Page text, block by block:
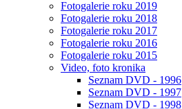
Fotogalerie roku 2019
Fotogalerie roku 2018
Fotogalerie roku 2017
Fotogalerie roku 2016
Fotogalerie roku 2015
Video, foto kronika
Seznam DVD - 1996
Seznam DVD - 1997
Seznam DVD - 1998